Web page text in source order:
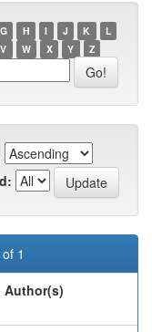
G H I J K
L
V W X Y Z
1
Author(s)